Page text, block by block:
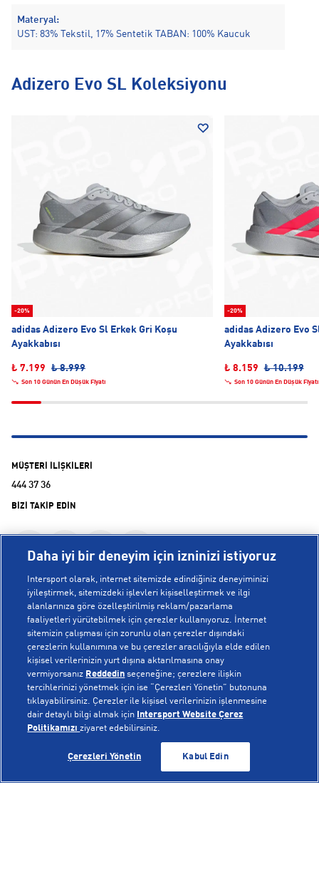
GELİNCE HABER VER
Materyal:
UST: 83% Tekstil, 17% Sentetik TABAN: 100% Kaucuk
Adizero Evo SL Koleksiyonu
-20%
adidas Adizero Evo Sl Erkek Gri Koşu
Ayakkabısı
₺ 7.199 ₺ 8.999
Son 10 Günün En Düşük Fiyatı
-20%
adidas Adizero Evo
Ayakkabısı
₺ 8.159 ₺ 10.199
Son 10 Günün En Düşük Fiyatı
GELİNCE HABER VER
MÜŞTERİ İLİŞKİLERİ
444 37 36
BİZİ TAKİP EDİN
KURUMSAL
Hakkımızda
Mağazalarımız
Bilgi Toplumu Hizmetleri
Gizlilik Politikası
İşlem Rehberi
Kampanyalar
YARDIM
Sipariş Takibi
İptal & İade
Sıkça Sorulan Sorular
Yetkili Servis Listesi
POPÜLER KOLEKSİYONLAR
Voleybol Milli Takım Formaları
New Balance 408
Daha iyi bir deneyim için izninizi istiyoruz
Intersport olarak, internet sitemizde edindiğiniz deneyiminizi
iyileştirmek, sitemizdeki işlevleri kişiselleştirmek ve ilgi
alanlarınıza göre özelleştirilmiş reklam/pazarlama
faaliyetleri yürütebilmek için çerezler kullanıyoruz. İnternet
sitemizin çalışması için zorunlu olan çerezler dışındaki
çerezlerin kullanımına ve bu çerezler aracılığıyla elde edilen
kişisel verilerinizin yurt dışına aktarılmasına onay
vermiyorsanız Reddedin seçeneğine; çerezlere ilişkin
tercihlerinizi yönetmek için ise “Çerezleri Yönetin” butonuna
tıklayabilirsiniz. Çerezler ile kişisel verilerinizin işlenmesine
dair detaylı bilgi almak için
Intersport Website Çerez
Politikamızıziyaret edebilirsiniz.
Çerezleri Yönetin Kabul Edin